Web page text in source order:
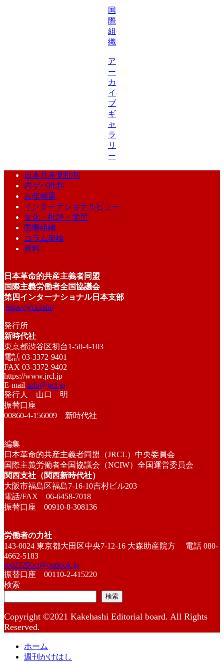
国
際
組
織
ア
ー
カ
イ
ブ
ギ
ャ
ラ
リ
ー
日本共産党批判
内ゲバ批判
青年同盟
インターナショナルビュー
文化・批評・学習
国際組織
コラム架橋
資料
日本革命的共産主義者同盟
国際主義労働者全国協議会
第四インターナショナル日本支部
https://jrcl.info/
発行所
新時代社
東京都渋谷区初台1-50-4-103
電話 03-3372-9401
FAX 03-3372-9402
https://www.jrcl.jp
E-mail info@jrcl.jp
発行人 山口 明
振替口座
00860-4-156009 新時代社
編集
日本革命的共産主義者同盟（JRCL）中央委員会
国際主義労働者全国協議会（NCIW）全国運営委員会
関西支社（関西新時代社）
大阪市福島区福島7-16-10吉村ビル203
電話/FAX 06-6458-7018
振替口座 00910-8-308136
労働者の力社
143-0024 東京都大田区中央7-12-16 大森助産院方 電話 080-
4662-5183
red2129oct@outlook.jp
振替口座 00110-2-415220
検索
検索
Copyright ©2021 Kakehashi Editorial board. All Rights
Reserved.
ホーム
週刊かけはし